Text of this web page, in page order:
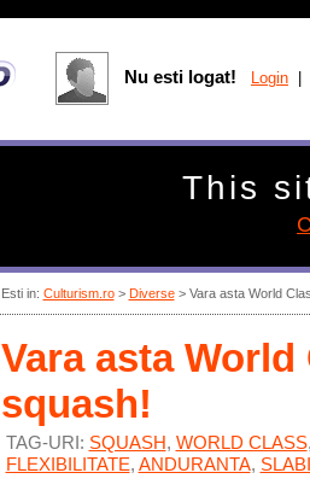
Esti in: Culturism.ro> Diverse> Vara asta World
Vara asta
squash!
TAG-URI: SQUASH, WORLD CLASS
FLEXIBILITATE, ANDURANTA,
Nu esti logat! Login
This